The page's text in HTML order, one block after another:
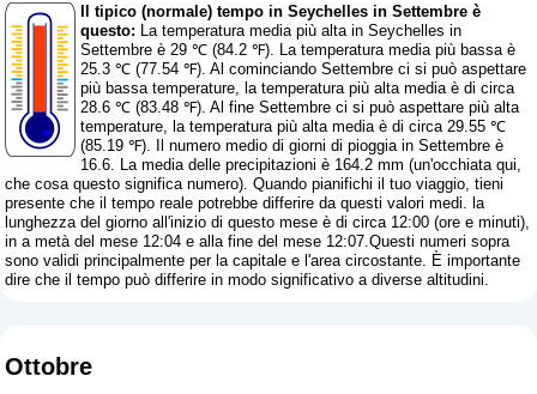
Il tipico (normale) tempo in Seychelles in Settembre è
questo: La temperatura media più alta in Seychelles in
Settembre è 29 ℃ (84.2 ℉). La temperatura media più bassa è
25.3 ℃ (77.54 ℉). Al cominciando Settembre ci si può aspettare
più bassa temperature, la temperatura più alta media è di circa
28.6 ℃ (83.48 ℉). Al fine Settembre ci si può aspettare più alta
temperature, la temperatura più alta media è di circa 29.55 ℃
(85.19 ℉). Il numero medio di giorni di pioggia in Settembre è
16.6. La media delle precipitazioni è 164.2 mm (un'occhiata qui,
che cosa questo significa numero). Quando pianifichi il tuo viaggio, tieni
presente che il tempo reale potrebbe differire da questi valori medi. la
lunghezza del giorno all'inizio di questo mese è di circa 12:00 (ore e minuti),
in a metà del mese 12:04 e alla fine del mese 12:07.Questi numeri sopra
sono validi principalmente per la capitale e l'area circostante. È importante
dire che il tempo può differire in modo significativo a diverse altitudini.
Ottobre